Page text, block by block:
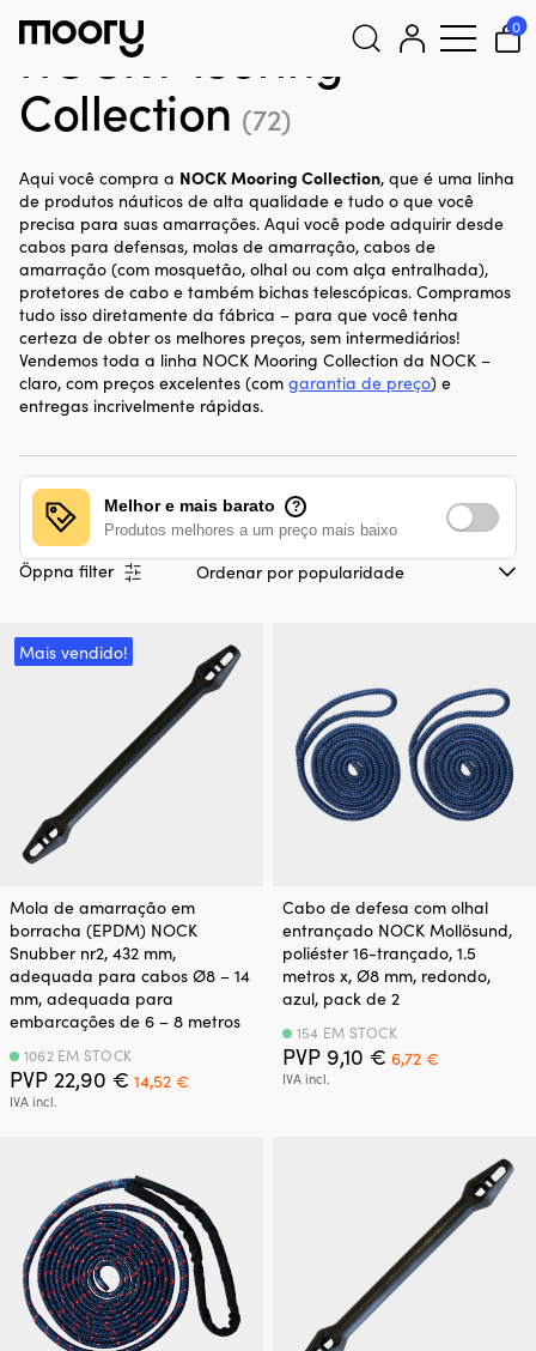
Pesquisar
por:
0
NOCK Mooring
Collection (72)
Aqui você compra a NOCK Mooring Collection, que é uma linha
de produtos náuticos de alta qualidade e tudo o que você
precisa para suas amarrações. Aqui você pode adquirir desde
cabos para defensas, molas de amarração, cabos de
amarração (com mosquetão, olhal ou com alça entralhada),
protetores de cabo e também bichas telescópicas. Compramos
tudo isso diretamente da fábrica – para que você tenha
certeza de obter os melhores preços, sem intermediários!
Vendemos toda a linha NOCK Mooring Collection da NOCK –
claro, com preços excelentes (com garantia de preço) e
entregas incrivelmente rápidas.
Öppna filter
Melhor e mais barato ?
Produtos melhores a um preço mais baixo
Mais vendido!
Mola de amarração em
borracha (EPDM) NOCK
Snubber nr2, 432 mm,
adequada para cabos Ø8 – 14
mm, adequada para
embarcações de 6 – 8 metros
PVP 22,90 € O
preço
14,52 €
IVA incl.
1062 EM STOCK
Cabo de defesa com olhal
entrançado NOCK Mollösund,
poliéster 16-trançado, 1.5
metros x, Ø8 mm, redondo,
azul, pack de 2
PVP 9,10 € O
preço
6,72 €O
IVA incl.
154 EM STOCK